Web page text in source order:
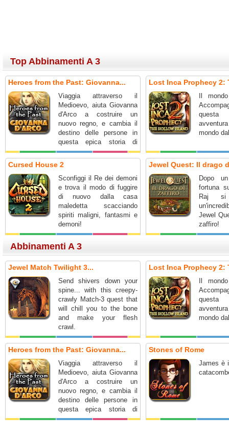
Top Abbinamenti A 3
Heroes from the Past: Giovanna...
Viaggia attraverso il
Medioevo, aiuta Giovanna
d'Arco a costruire un
nuovo regno, e cambia il
destino delle persone in
questa epica storia di
onore e coraggio.
Lost Inca Prophecy 2:
Il
mondo
Cursed House 2
Sconfiggi il Re dei demoni
e trova il modo di fuggire
di nuovo dalla casa
maledetta scacciando
spiriti maligni, fantasmi e
demoni!
Jewel Quest: Il drago
Dopo
fortuna
Raj
Jewel
zaffiro!
Abbinamenti A 3
Jewel Match Twilight 3...
Send shivers down your
spine... with this creepy-
crawly Match-3 quest that
will chill you to the bone
and make your flesh
crawl.
Lost Inca Prophecy 2:
Il
mondo
Heroes from the Past: Giovanna...
Viaggia attraverso il
Medioevo, aiuta Giovanna
d'Arco a costruire un
nuovo regno, e cambia il
destino delle persone in
questa epica storia di
onore e coraggio.
Stones of Rome
James è